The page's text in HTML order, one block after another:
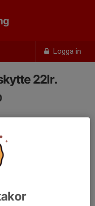
Logga in
22lr.
stora tältet.
när två eller fler
skjutledaransvaret.